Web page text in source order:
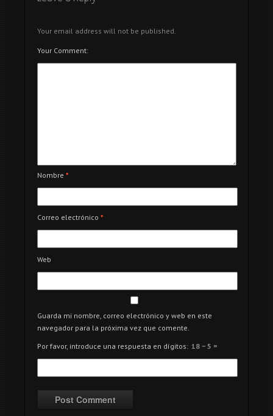
Your email address will not be published.
Your Comment:
Nombre *
Correo electrónico *
Web
Guarda mi nombre, correo electrónico y web en este
navegador para la próxima vez que comente.
Por favor, introduce una respuesta en dígitos: 18 − 5 =